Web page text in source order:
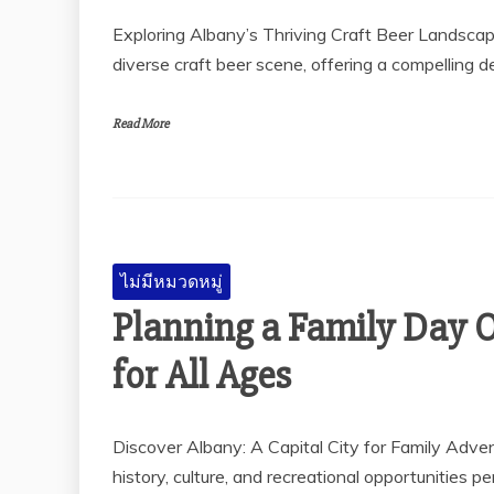
Exploring Albany’s Thriving Craft Beer
diverse craft beer scene, offering a compelling
Read More
ไม่มีหมวดหมู่
Planning a Family Day
for All Ages
Discover Albany: A Capital City for Family
history, culture, and recreational opportunities